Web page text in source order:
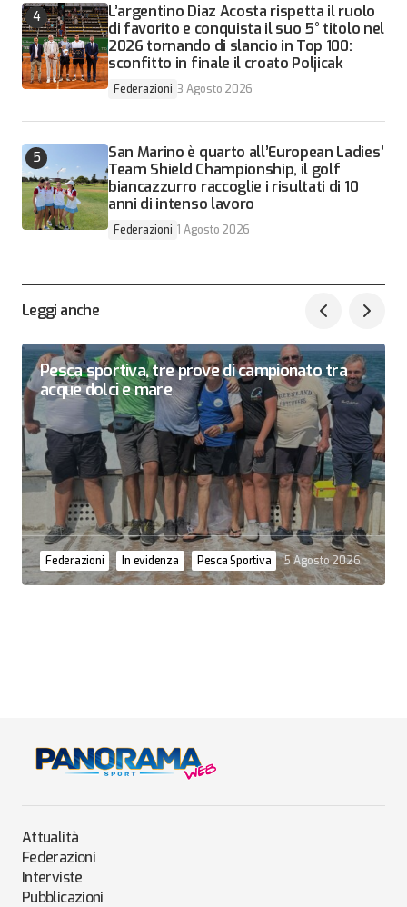
L’argentino Diaz Acosta rispetta il ruolo
di favorito e conquista il suo 5° titolo nel
2026 tornando di slancio in Top 100:
sconfitto in finale il croato Poljicak
Federazioni 3 Agosto 2026
San Marino è quarto all’European Ladies’
Team Shield Championship, il golf
biancazzurro raccoglie i risultati di 10
anni di intenso lavoro
Federazioni 1 Agosto 2026
Leggi anche
Pesca sportiva, tre prove di campionato tra
acque dolci e mare
Federazioni In evidenza Pesca Sportiva 5 Agosto 2026
Attualità
Federazioni
Interviste
Pubblicazioni